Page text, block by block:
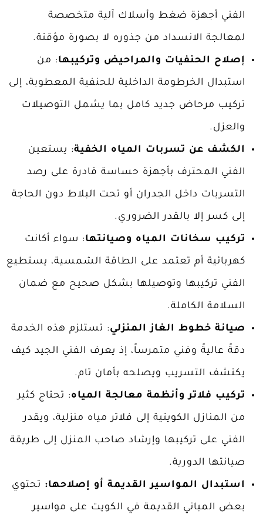
الفني أجهزة ضغط وأسلاك آلية متخصصة
لمعالجة الانسداد من جذوره لا بصورة مؤقتة.
إصلاح الحنفيات والمراحيض وتركيبها: من
استبدال الخرطومة الداخلية للحنفية المعطوبة، إلى
تركيب مرحاض جديد كامل بما يشمل التوصيلات
والعزل.
الكشف عن تسربات المياه الخفية: يستعين
الفني المحترف بأجهزة حساسة قادرة على رصد
التسربات داخل الجدران أو تحت البلاط دون الحاجة
إلى كسر إلا بالقدر الضروري.
تركيب سخانات المياه وصيانتها: سواء أكانت
كهربائية أم تعتمد على الطاقة الشمسية، يستطيع
الفني تركيبها وتوصيلها بشكل صحيح مع ضمان
السلامة الكاملة.
صيانة خطوط الغاز المنزلي: تستلزم هذه الخدمة
دقةً عاليةً وفني متمرساً، إذ يعرف الفني الجيد كيف
يكتشف التسريب ويصلحه بأمان تام.
تركيب فلاتر وأنظمة معالجة المياه: تحتاج كثير
من المنازل الكويتية إلى فلاتر مياه منزلية، ويقدر
الفني على تركيبها وإرشاد صاحب المنزل إلى طريقة
صيانتها الدورية.
استبدال المواسير القديمة أو إصلاحها: تحتوي
بعض المباني القديمة في الكويت على مواسير